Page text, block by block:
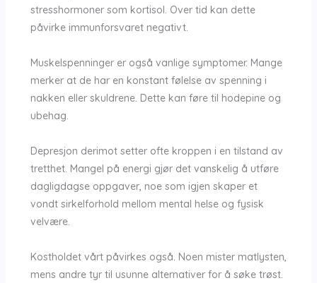
stresshormoner som kortisol. Over tid kan dette
påvirke immunforsvaret negativt.
Muskelspenninger er også vanlige symptomer. Mange
merker at de har en konstant følelse av spenning i
nakken eller skuldrene. Dette kan føre til hodepine og
ubehag.
Depresjon derimot setter ofte kroppen i en tilstand av
tretthet. Mangel på energi gjør det vanskelig å utføre
dagligdagse oppgaver, noe som igjen skaper et
vondt sirkelforhold mellom mental helse og fysisk
velvære.
Kostholdet vårt påvirkes også. Noen mister matlysten,
mens andre tyr til usunne alternativer for å søke trøst.